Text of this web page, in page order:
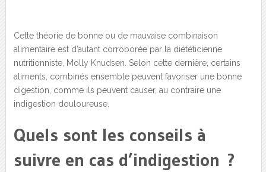
Cette théorie de bonne ou de mauvaise combinaison
alimentaire est d’autant corroborée par la diététicienne
nutritionniste, Molly Knudsen. Selon cette dernière, certains
aliments, combinés ensemble peuvent favoriser une bonne
digestion, comme ils peuvent causer, au contraire une
indigestion douloureuse.
Quels sont les conseils à
suivre en cas d’indigestion ?